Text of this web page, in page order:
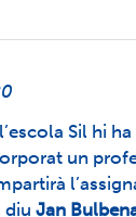
Sil hi
un
diu Jan